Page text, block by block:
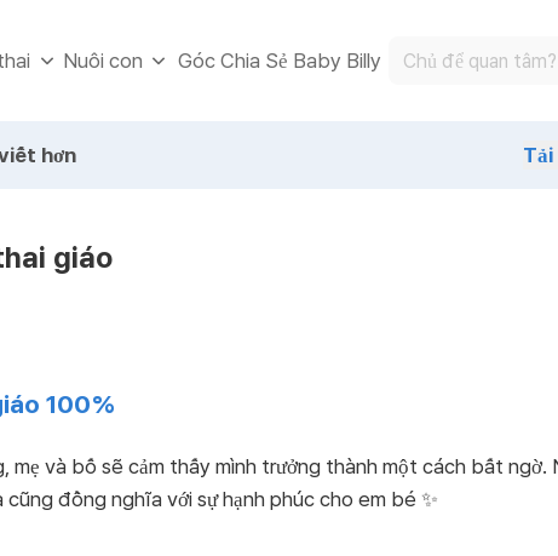
Nuôi con Góc Chia Sẻ Baby Billy
hơn Tải
giáo
100%
và bố sẽ cảm thấy mình trưởng thành một cách bất ngờ.
đồng nghĩa với sự hạnh phúc cho em bé ✨